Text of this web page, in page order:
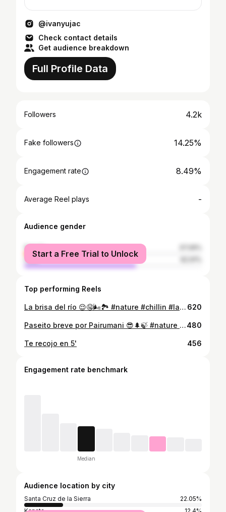
@ivanyujac
Check contact details
Get audience breakdown
Full Profile Data
Followers 4.2k
Fake followers 14.25%
Engagement rate 8.49%
Average Reel plays -
Audience gender
female
male
Start a Free Trial to Unlock
Top performing Reels
La brisa del río 😌🤤🌬🏞 #nature #chillin #landscape #bearded #barbado 620
Paseito breve por Pairumani 😎🌲🍃 #nature #treeking #landscape #relax #goodvibesonly #beardedmen #bearded #barbado480
Te recojo en 5' 456
Engagement rate benchmark
Median
Audience location by city
Santa Cruz de la Sierra
22.05%